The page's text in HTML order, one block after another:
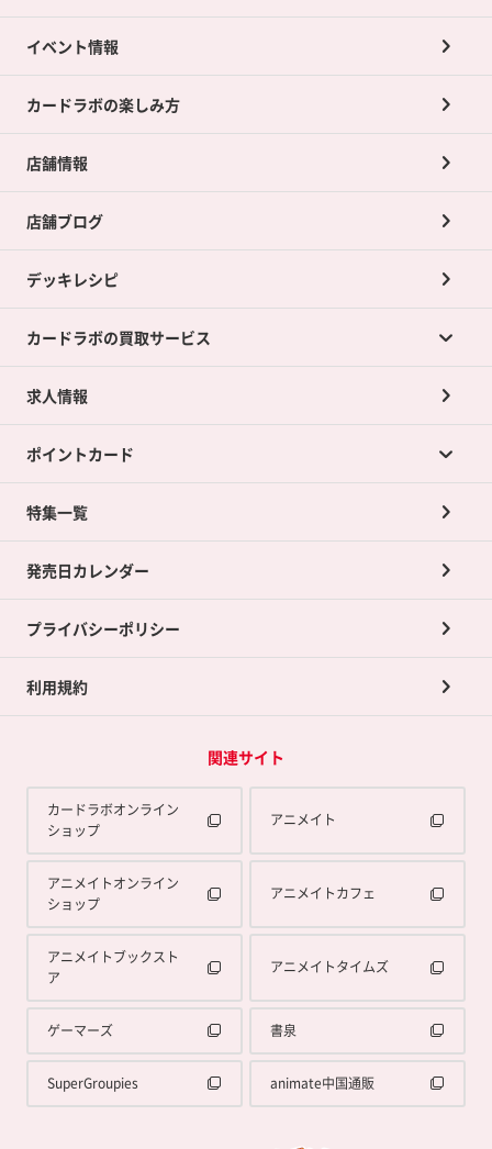
イベント情報
カードラボの楽しみ方
店舗情報
店舗ブログ
デッキレシピ
カードラボの買取サービス
カードラボの買取サービスTOP
店舗買取について
ネット買取について
買取承諾書について
求人情報
ポイントカード
ポイントカードTOP
ポイント交換景品
特集一覧
発売日カレンダー
プライバシーポリシー
利用規約
関連サイト
カードラボオンライン
ショップ
アニメイト
アニメイトオンライン
ショップ
アニメイトカフェ
アニメイトブックスト
ア
アニメイトタイムズ
ゲーマーズ 書泉
SuperGroupies animate中国通販